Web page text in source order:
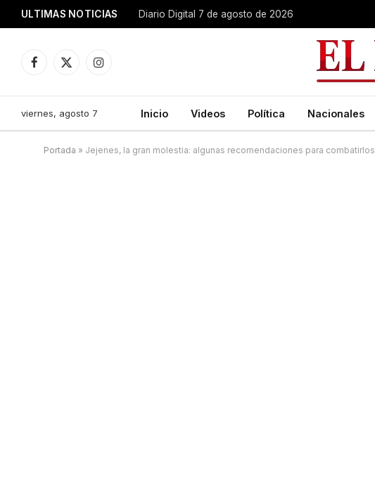
ULTIMAS NOTICIAS Diario Digital 7 de agosto de 2026
Facebook
X
Instagram
viernes, agosto 7 Inicio Videos Política Nacionales
Portada » Jejenes, la gran molestia: algunas recomendaciones para combatirlos